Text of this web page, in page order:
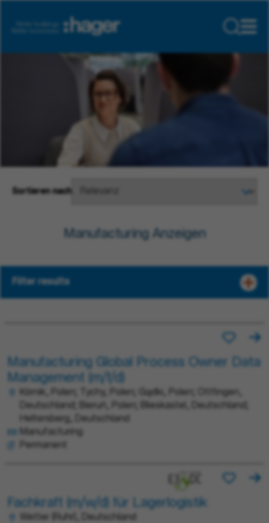
Sortieren nach
Manufacturing Anzeigen
Filter results
Manufacturing Global Process Owner Data
Management (m/f/d)
Kórnik, Polen; Tychy, Polen; Gądki, Polen; Ottfingen,
Deutschland; Bieruń, Polen; Blieskastel, Deutschland;
Heltersberg, Deutschland
Manufacturing
Permanent
Fachkraft (m/w/d) für Lagerlogistik
Wetter (Ruhr), Deutschland